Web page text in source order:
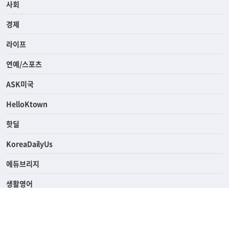
사회
경제
라이프
연예/스포츠
ASK미국
HelloKtown
핫딜
KoreaDailyUs
에듀브리지
생활영어